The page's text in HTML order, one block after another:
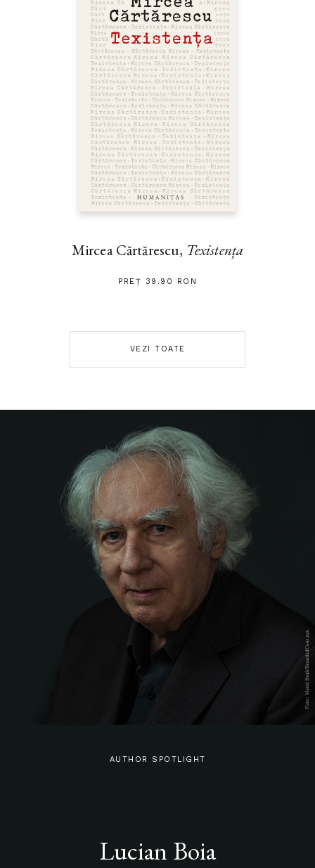
Mircea Cărtărescu, Texistența
PREȚ 39.90 RON
VEZI TOATE
AUTHOR SPOTLIGHT
Lucian Boia